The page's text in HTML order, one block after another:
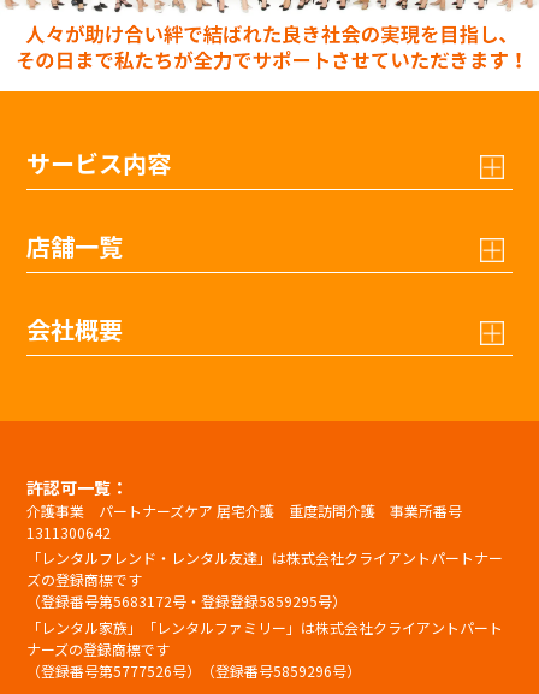
サービス内容
店舗一覧
会社概要
許認可一覧：
介護事業 パートナーズケア 居宅介護 重度訪問介護 事業所番号
1311300642
「レンタルフレンド・レンタル友達」は株式会社クライアントパートナー
ズの登録商標です
（登録番号第5683172号・登録登録5859295号）
「レンタル家族」「レンタルファミリー」は株式会社クライアントパート
ナーズの登録商標です
（登録番号第5777526号）（登録番号5859296号）